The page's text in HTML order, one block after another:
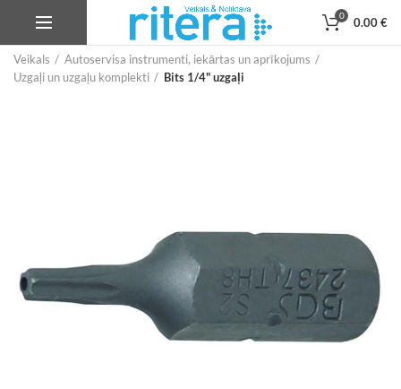
0 0.00€
Veikals
Autoservisa instrumenti, iekārtas un aprīkojums
Uzgaļi un uzgaļu komplekti
Bits 1/4" uzgaļi